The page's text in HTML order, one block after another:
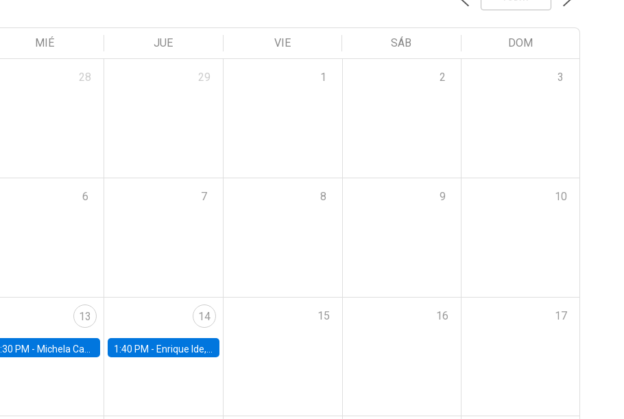
MIÉ JUE VIE SÁB DOM
28 29 1 2 3
6 7 8 9 10
13
PM - Michela Carlana, Harvard Kennedy School
14
1:40 PM - Enrique Ide, IESE
15 16 17